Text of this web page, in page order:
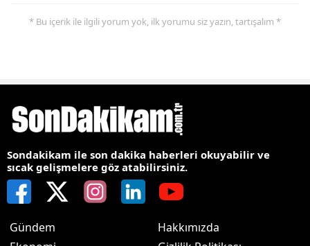
* Bu içerik ile ilgili yorum yok, ilk yorumu siz yazın, tartışalım *
Sondakikam ile son dakika haberleri okuyabilir ve
sıcak gelişmelere göz atabilirsiniz.
Gündem
Hakkımızda